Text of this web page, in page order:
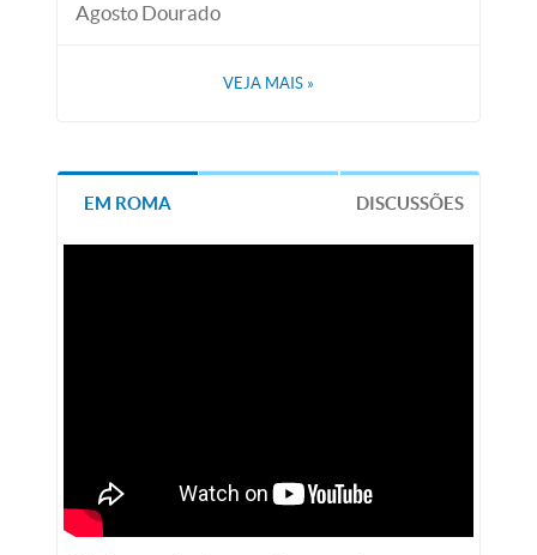
Agosto Dourado
VEJA MAIS »
EM ROMA DISCUSSÕES